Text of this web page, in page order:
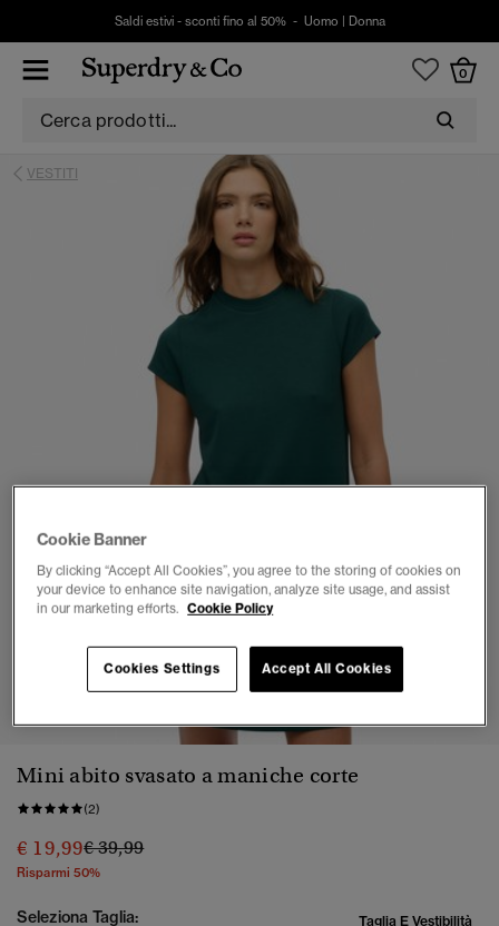
Saldi estivi - sconti fino al 50% - Uomo Donna
0
VESTITI
3 5
Mini abito svasato a maniche corte
(2)
€ 19,99Prezzo ridotto da
€ 39,99a
Risparmi 50%
Seleziona Taglia: Taglia E Vestibilità
Cookie Banner
By clicking “Accept All Cookies”, you agree to the storing of cookies on
your device to enhance site navigation, analyze site usage, and assist
in our marketing efforts. Cookie Policy
Cookies Settings Accept All Cookies